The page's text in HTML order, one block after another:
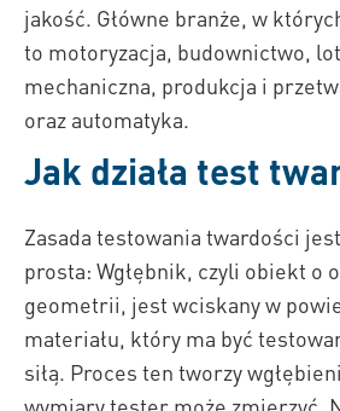
jakość. Główne branże, w
to motoryzacja, budownictwo,
mechaniczna, produkcja i
oraz automatyka.
Jak działa test
Zasada testowania twardości
prosta: Wgłębnik, czyli obiekt o
geometrii, jest wciskany w
materiału, który ma być
siłą. Proces ten tworzy